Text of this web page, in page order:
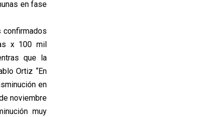
en fase
confirmados
x 100 mil
que la
Ortiz “En
en
noviembre
muy